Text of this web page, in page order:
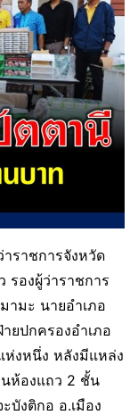
ราชการจังหวัด
รองผู้ว่าราชการ
ามะ นายอำเภอ
ยปกครองอำเภอ
ห่งหนึ่ง หลังมีแหล่ง
นห้องแถว 2 ชั้น
บังติกอ อ.เมือง